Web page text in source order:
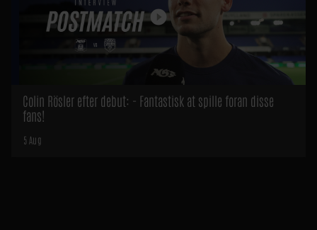
Colin Rösler efter debut: - Fantastisk at spille foran disse
fans!
5 Aug